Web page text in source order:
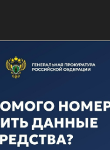
истории нашего
Поэтому
и развития.